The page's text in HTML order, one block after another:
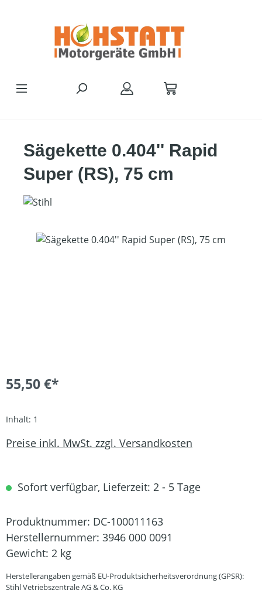
Sägekette 0.404'' Rapid
Super (RS), 75 cm
Bildergalerie überspringen
55,50 €*
Inhalt: 1
Preise inkl. MwSt. zzgl. Versandkosten
Sofort verfügbar, Lieferzeit: 2 - 5 Tage
Produktnummer: DC-100011163
Herstellernummer: 3946 000 0091
Gewicht: 2 kg
Herstellerangaben gemäß EU-Produktsicherheitsverordnung (GPSR):
Stihl Vetriebszentrale AG & Co. KG